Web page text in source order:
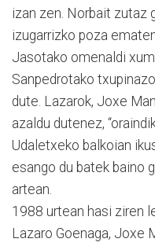
izan zen. Norbait zutaz
izugarrizko poza
Jasotako omenaldi
Sanpedrotako
dute. Lazarok, Joxe
azaldu dutenez,
Udaletxeko balkoian
esango du batek baino
artean.
1988 urtean hasi ziren
Lazaro Goenaga, Joxe